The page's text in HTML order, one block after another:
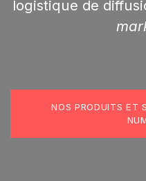
logistique de
NOS PRODUITS ET